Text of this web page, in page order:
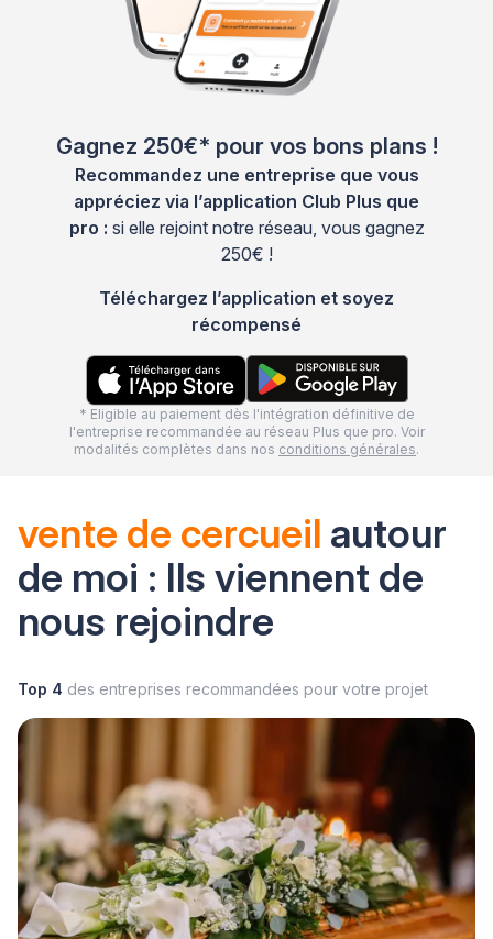
Gagnez 250€* pour vos bons plans !
Recommandez une entreprise que vous
appréciez via l’application Club Plus que
pro : si elle rejoint notre réseau, vous gagnez
250€ !
Téléchargez l’application et soyez
récompensé
* Eligible au paiement dès l'intégration définitive de
l'entreprise recommandée au réseau Plus que pro. Voir
modalités complètes dans nos conditions générales.
vente de cercueil autour
de moi : Ils viennent de
nous rejoindre
Top 4 des entreprises recommandées pour votre projet